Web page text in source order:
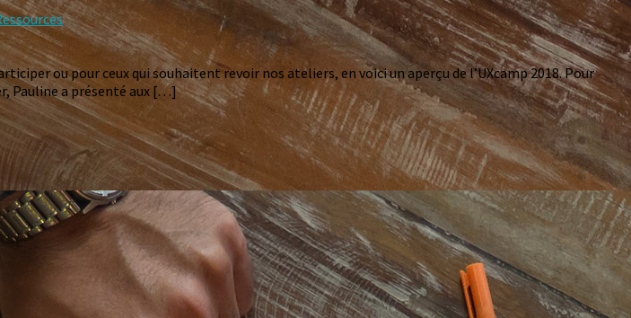
ou pour ceux qui souhaitent revoir nos ateliers, en voici un aperçu de l’UXcamp 2018. Pour
Pauline a présenté aux […]